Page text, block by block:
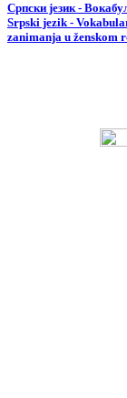
Српски језик -
Srpski jezik -
zanimanja u ženskom